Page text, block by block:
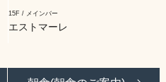
15F / メインバー
エストマーレ